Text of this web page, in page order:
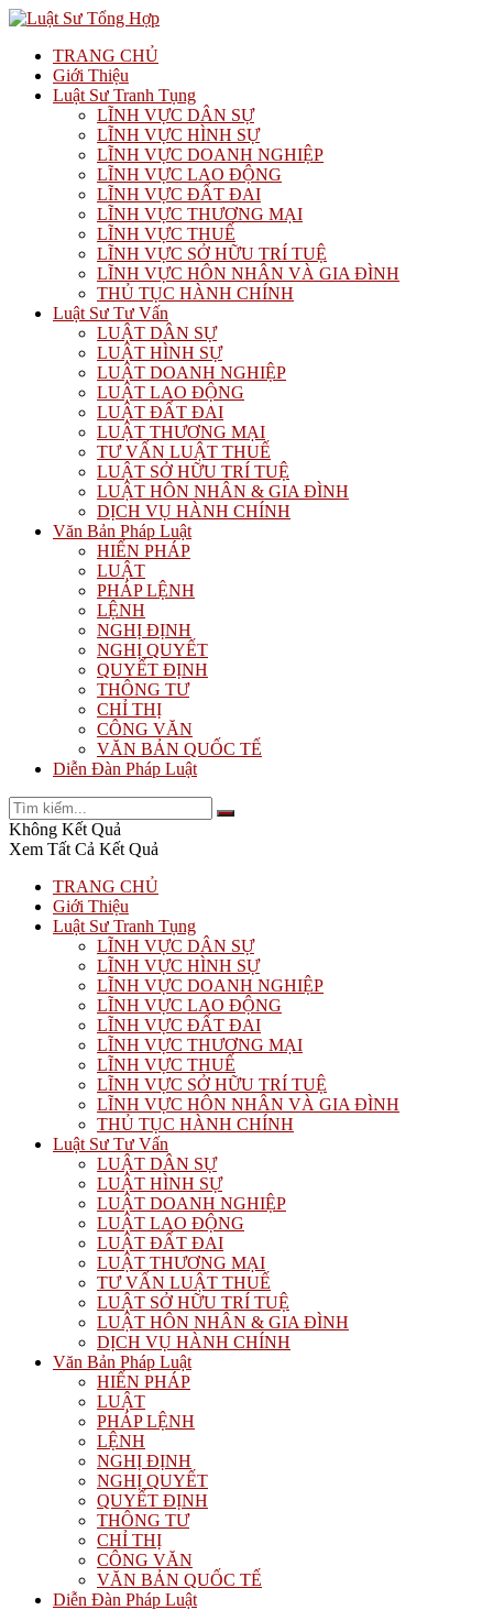
TRANG CHỦ
Giới Thiệu
Luật Sư Tranh Tụng
LĨNH VỰC DÂN SỰ
LĨNH VỰC HÌNH SỰ
LĨNH VỰC DOANH NGHIỆP
LĨNH VỰC LAO ĐỘNG
LĨNH VỰC ĐẤT ĐAI
LĨNH VỰC THƯƠNG MẠI
LĨNH VỰC THUẾ
LĨNH VỰC SỞ HỮU TRÍ TUỆ
LĨNH VỰC HÔN NHÂN VÀ GIA ĐÌNH
THỦ TỤC HÀNH CHÍNH
Luật Sư Tư Vấn
LUẬT DÂN SỰ
LUẬT HÌNH SỰ
LUẬT DOANH NGHIỆP
LUẬT LAO ĐỘNG
LUẬT ĐẤT ĐAI
LUẬT THƯƠNG MẠI
TƯ VẤN LUẬT THUẾ
LUẬT SỞ HỮU TRÍ TUỆ
LUẬT HÔN NHÂN & GIA ĐÌNH
DỊCH VỤ HÀNH CHÍNH
Văn Bản Pháp Luật
HIẾN PHÁP
LUẬT
PHÁP LỆNH
LỆNH
NGHỊ ĐỊNH
NGHỊ QUYẾT
QUYẾT ĐỊNH
THÔNG TƯ
CHỈ THỊ
CÔNG VĂN
VĂN BẢN QUỐC TẾ
Diễn Đàn Pháp Luật
Không Kết Quả
Xem Tất Cả Kết Quả
TRANG CHỦ
Giới Thiệu
Luật Sư Tranh Tụng
LĨNH VỰC DÂN SỰ
LĨNH VỰC HÌNH SỰ
LĨNH VỰC DOANH NGHIỆP
LĨNH VỰC LAO ĐỘNG
LĨNH VỰC ĐẤT ĐAI
LĨNH VỰC THƯƠNG MẠI
LĨNH VỰC THUẾ
LĨNH VỰC SỞ HỮU TRÍ TUỆ
LĨNH VỰC HÔN NHÂN VÀ GIA ĐÌNH
THỦ TỤC HÀNH CHÍNH
Luật Sư Tư Vấn
LUẬT DÂN SỰ
LUẬT HÌNH SỰ
LUẬT DOANH NGHIỆP
LUẬT LAO ĐỘNG
LUẬT ĐẤT ĐAI
LUẬT THƯƠNG MẠI
TƯ VẤN LUẬT THUẾ
LUẬT SỞ HỮU TRÍ TUỆ
LUẬT HÔN NHÂN & GIA ĐÌNH
DỊCH VỤ HÀNH CHÍNH
Văn Bản Pháp Luật
HIẾN PHÁP
LUẬT
PHÁP LỆNH
LỆNH
NGHỊ ĐỊNH
NGHỊ QUYẾT
QUYẾT ĐỊNH
THÔNG TƯ
CHỈ THỊ
CÔNG VĂN
VĂN BẢN QUỐC TẾ
Diễn Đàn Pháp Luật